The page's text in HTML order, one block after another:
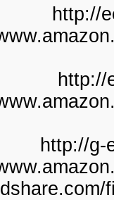
(http://
(http://
(http://
http://